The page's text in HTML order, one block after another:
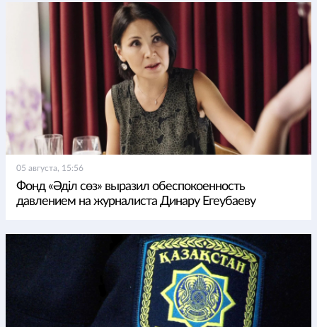
05 августа, 15:56
Фонд «Әділ сөз» выразил обеспокоенность
давлением на журналиста Динару Егеубаеву